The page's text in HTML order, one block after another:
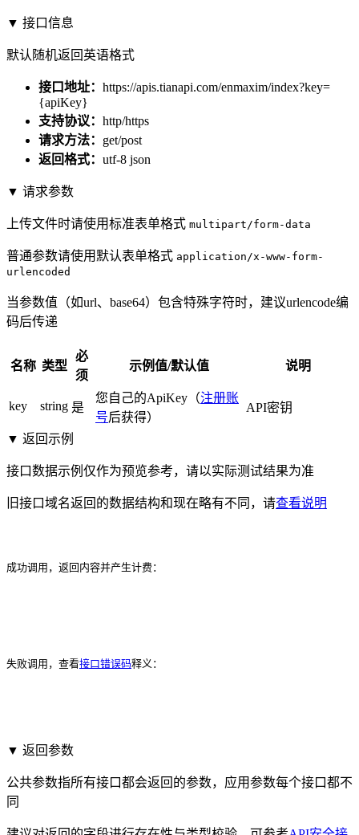
▼ 接口信息
默认随机返回英语格式
接口地址： https://apis.tianapi.com/enmaxim/index?key=
{apiKey}
支持协议： http/https
请求方法： get/post
返回格式： utf-8 json
▼ 请求参数
上传文件时请使用标准表单格式 multipart/form-data
普通参数请使用默认表单格式 application/x-www-form-
urlencoded
当参数值（如url、base64）包含特殊字符时，建议urlencode编
码后传递
名称 类型
必
须
示例值/默认值 说明
key string 是
您自己的ApiKey（注册账
号后获得）
API密钥
▼ 返回示例
接口数据示例仅作为预览参考，请以实际测试结果为准
旧接口域名返回的数据结构和现在略有不同，请查看说明
成功调用，返回内容并产生计费：
失败调用，查看接口错误码释义：
▼ 返回参数
公共参数指所有接口都会返回的参数，应用参数每个接口都不
同